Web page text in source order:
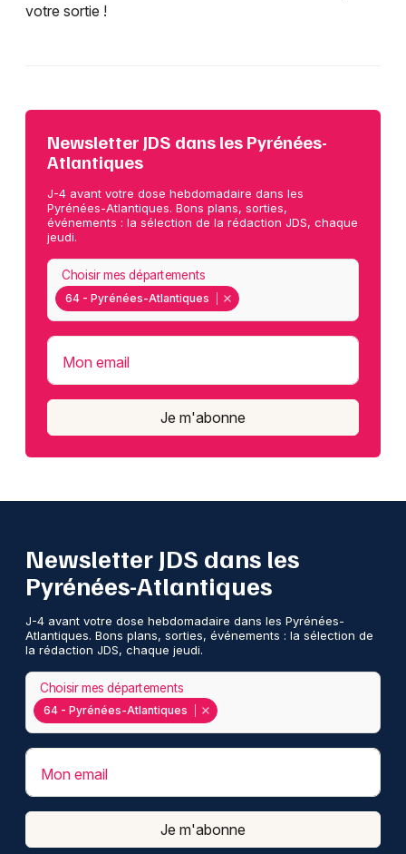
votre sortie !
Newsletter JDS dans les Pyrénées-
Atlantiques
J-4 avant votre dose hebdomadaire dans les
Pyrénées-Atlantiques. Bons plans, sorties,
événements : la sélection de la rédaction JDS, chaque
jeudi.
64 - Pyrénées-Atlantiques
Choisir mes départements
Mon email
Je m'abonne
Newsletter JDS dans les
Pyrénées-Atlantiques
J-4 avant votre dose hebdomadaire dans les Pyrénées-
Atlantiques. Bons plans, sorties, événements : la sélection de
la rédaction JDS, chaque jeudi.
64 - Pyrénées-Atlantiques
Choisir mes départements
Mon email
Je m'abonne